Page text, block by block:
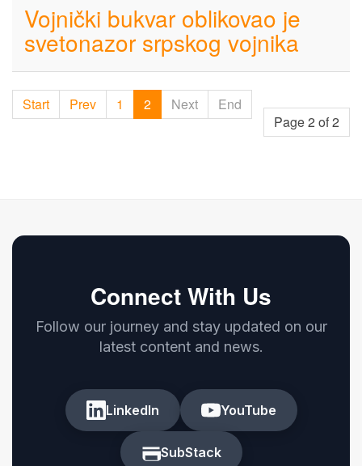
Vojnički bukvar oblikovao je
svetonazor srpskog vojnika
Page 2 of 2
Start Prev 1 2 Next End
Connect With Us
Follow our journey and stay updated on our
latest content and news.
LinkedIn YouTube
SubStack